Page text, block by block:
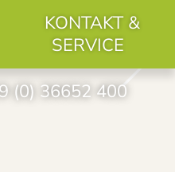
(0) 36652 400
KONTAKT &
SERVICE